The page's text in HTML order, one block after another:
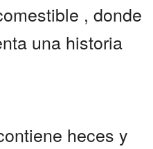
, donde
una historia
heces y